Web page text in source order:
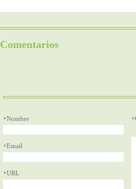
Comentarios
Nombre
Email
URL